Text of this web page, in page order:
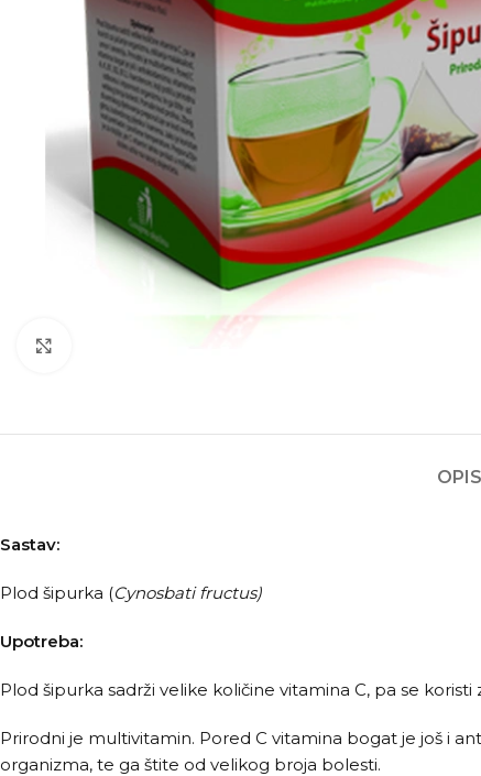
OPIS
Sastav:
Plod šipurka (Cynosbati fructus)
Upotreba:
Plod šipurka sadrži velike količine vitamina C, pa se
Prirodni je multivitamin. Pored C vitamina bogat je još i
organizma, te ga štite od velikog broja bolesti.